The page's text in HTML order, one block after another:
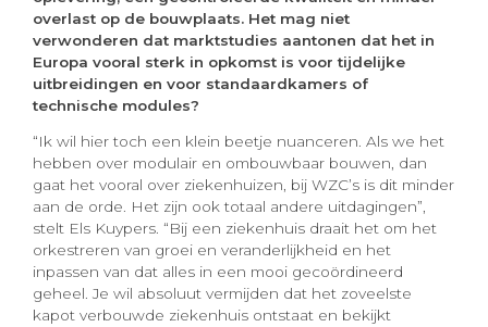
overlast op de bouwplaats. Het mag niet
verwonderen dat marktstudies aantonen dat het in
Europa vooral sterk in opkomst is voor tijdelijke
uitbreidingen en voor standaardkamers of
technische modules?
“Ik wil hier toch een klein beetje nuanceren. Als we het
hebben over modulair en ombouwbaar bouwen, dan
gaat het vooral over ziekenhuizen, bij WZC’s is dit minder
aan de orde. Het zijn ook totaal andere uitdagingen”,
stelt Els Kuypers. “Bij een ziekenhuis draait het om het
orkestreren van groei en veranderlijkheid en het
inpassen van dat alles in een mooi gecoördineerd
geheel. Je wil absoluut vermijden dat het zoveelste
kapot verbouwde ziekenhuis ontstaat en bekijkt